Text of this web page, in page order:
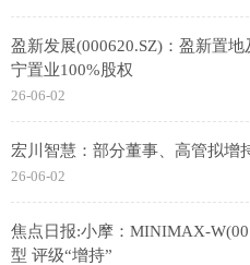
盈新发展(000620.SZ)：盈新置
宁置业100%股权
26-06-02
宏川智慧：部分董事、高管拟增
26-06-02
焦点日报:小摩：MINIMAX-
型 评级“增持”